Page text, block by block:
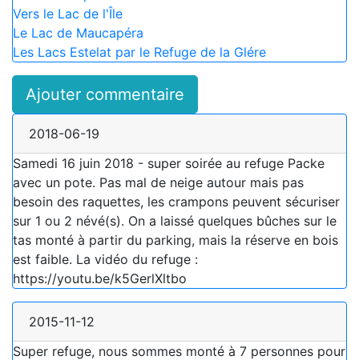
Vers le Lac de l'Île
Le Lac de Maucapéra
Les Lacs Estelat par le Refuge de la Glére
Ajouter commentaire
2018-06-19
Samedi 16 juin 2018 - super soirée au refuge Packe
avec un pote. Pas mal de neige autour mais pas
besoin des raquettes, les crampons peuvent sécuriser
sur 1 ou 2 névé(s). On a laissé quelques bûches sur le
tas monté à partir du parking, mais la réserve en bois
est faible. La vidéo du refuge :
https://youtu.be/k5GerlXltbo
2015-11-12
Super refuge, nous sommes monté à 7 personnes pour